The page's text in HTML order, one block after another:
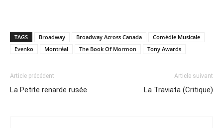
TAGS Broadway Broadway Across Canada
Comédie Musicale
Evenko
Montréal The Book Of Mormon Tony Awards
Article précédent
La Petite renarde rusée
Article suivant
La Traviata (Critique)